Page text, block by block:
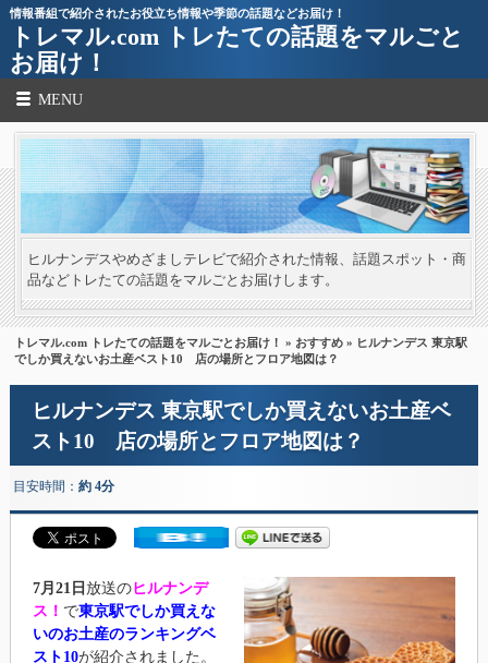
情報番組で紹介されたお役立ち情報や季節の話題などお届け！
トレマル.com トレたての話題をマルごと
お届け！
MENU
ヒルナンデスやめざましテレビで紹介された情報、話題スポット・商
品などトレたての話題をマルごとお届けします。
トレマル.com トレたての話題をマルごとお届け！ » おすすめ » ヒルナンデス 東京駅
でしか買えないお土産ベスト10 店の場所とフロア地図は？
ヒルナンデス 東京駅でしか買えないお土産ベ
スト10 店の場所とフロア地図は？
目安時間： 約 4分
7月21日 放送のヒルナンデ
ス！ で東京駅でしか買えな
いのお土産のランキングベ
スト10が紹介されました。